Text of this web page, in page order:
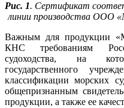
Рис. 1. Сертификат
линии производства ООО
Важным для продукции
КНС требованиям
судоходства, на
государственного
классификации морских
общепризнанным
продукции, а также ее